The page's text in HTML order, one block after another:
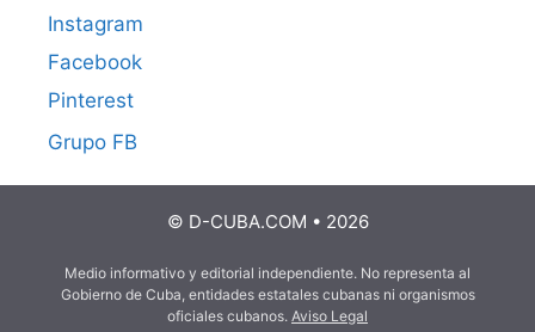
Instagram
Facebook
Pinterest
Grupo FB
© D-CUBA.COM • 2026
Medio informativo y editorial independiente. No representa al
Gobierno de Cuba, entidades estatales cubanas ni organismos
oficiales cubanos. Aviso Legal